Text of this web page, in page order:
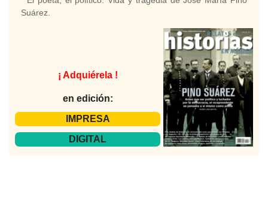
Suárez.
¡ Adquiérela !
en edición:
IMPRESA
DIGITAL